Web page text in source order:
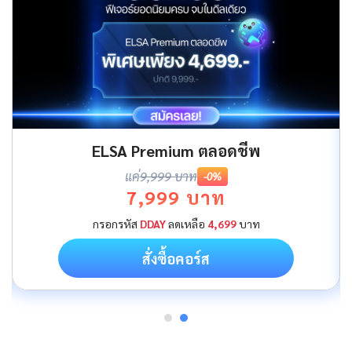
ELSA Premium ตลอดชีพ
แค่9,999 บาท -0%
7,999 บาท
กรอกรหัส DDAYลดเหลือ 4,699บาท
สั่งซื้อคอร์ส